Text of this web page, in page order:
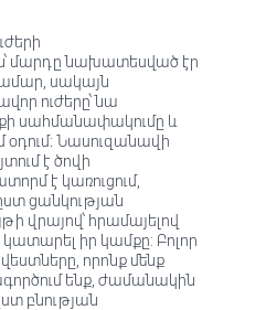
մարդը նախատեսված էր
սակայն
ուժերը՝ նա
սահմանափակումը և
օդում։ Նասուզանավի
է ծովի
է կառուցում,
ցանկության
վրայով՝ հրամայելով
կատարել իր կամքը: Բոլոր
որոնք մենք
ենք, ժամանակին
բնության